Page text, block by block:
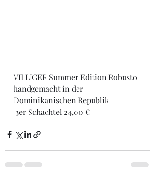
VILLIGER Summer Edition Robusto
handgemacht in der
Dominikanischen Republik
3er Schachtel 24,00 €